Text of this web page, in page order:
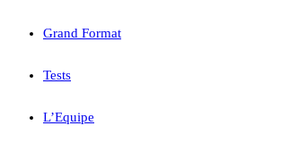
Grand Format
Tests
L’Equipe